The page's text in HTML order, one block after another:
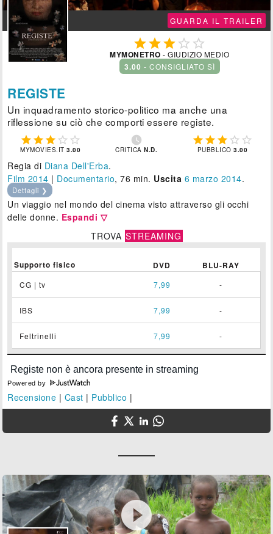
GUARDA IL TRAILER
  
MYMONETRO - GIUDIZIO MEDIO
3.00 - CONSIGLIATO SÌ
REGISTE
Un inquadramento storico-politico ma anche una
riflessione su ciò che comporti essere registe.
    
MYMOVIES.IT3.00

CRITICAN.D.
    
PUBBLICO3.00
Regia di Diana Dell'Erba.
Film 2014 | Documentario, 76 min. Uscita 6 marzo 2014.
Dettagli ❯
Un viaggio nel mondo del cinema visto attraverso gli occhi
delle donne. Espandi ▽
TROVA STREAMING
Supporto fisico DVD BLU-RAY
CG | tv 7,99 -
IBS 7,99 -
Feltrinelli 7,99 -
Powered by
Recensione | Cast | Pubblico |
